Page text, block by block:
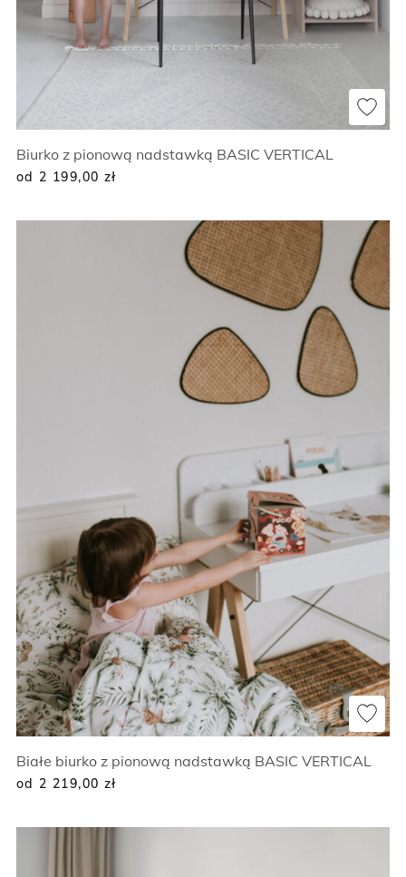
Biurko z pionową nadstawką BASIC VERTICAL
od 2 199,00 zł
Białe biurko z pionową nadstawką BASIC VERTICAL
od 2 219,00 zł